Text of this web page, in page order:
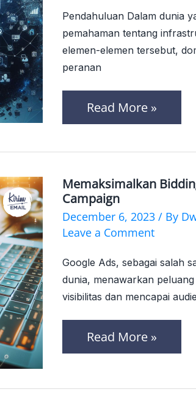
Pendahuluan Dalam dunia
pemahaman tentang
elemen-elemen tersebut,
peranan
Eksplorasi
Mendalam
tentang
Top-
Level
Read More »
Memaksimalkan
Campaign
December 6, 2023 / By
Leave a Comment
Google Ads, sebagai salah
dunia, menawarkan
visibilitas dan mencapai
Memaksimalkan
Bidding
Keyword
Google
Ads
Read More »